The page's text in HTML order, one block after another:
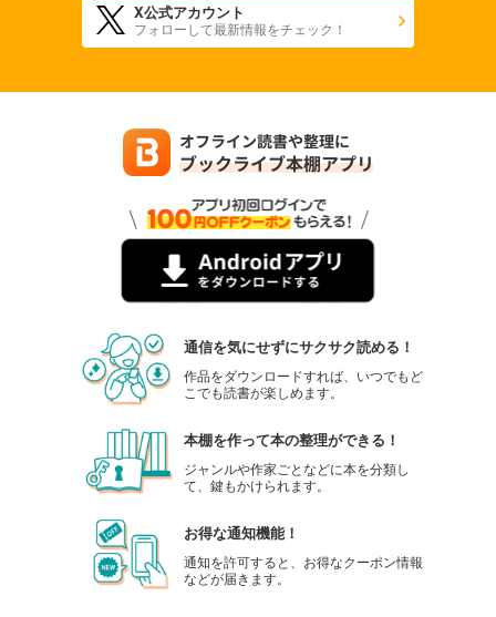
X公式アカウント
フォローして最新情報をチェック！
通信を気にせずにサクサク読める！
作品をダウンロードすれば、いつでもど
こでも読書が楽しめます。
本棚を作って本の整理ができる！
ジャンルや作家ごとなどに本を分類し
て、鍵もかけられます。
お得な通知機能！
通知を許可すると、お得なクーポン情報
などが届きます。